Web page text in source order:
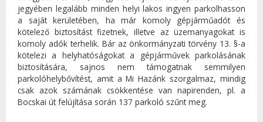
jegyében legalább minden helyi lakos ingyen parkolhasson
a saját kerületében, ha már komoly gépjárműadót és
kötelező biztosítást fizetnek, illetve az üzemanyagokat is
komoly adók terhelik. Bár az önkormányzati törvény 13. §-a
kötelezi a helyhatóságokat a gépjárművek parkolásának
biztosítására, sajnos nem támogatnak semmilyen
parkolóhelybővítést, amit a Mi Hazánk szorgalmaz, mindig
csak azok számának csökkentése van napirenden, pl. a
Bocskai út felújítása során 137 parkoló szűnt meg.